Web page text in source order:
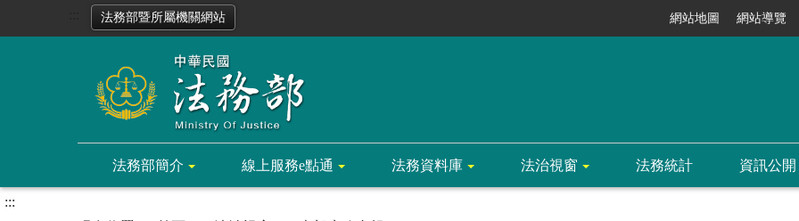
法務部暨所屬機關網站 網站地圖 網站導覽
法務部簡介 線上服務e點通 法務資料庫 法治視窗 法務統計 資訊公開
:::